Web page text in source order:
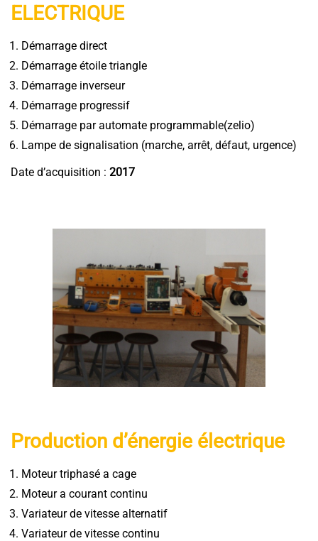
ELECTRIQUE
Démarrage direct
Démarrage étoile triangle
Démarrage inverseur
Démarrage progressif
Démarrage par automate programmable(zelio)
Lampe de signalisation (marche, arrêt, défaut, urgence)
Date d’acquisition : 2017
Production d’énergie électrique
Moteur triphasé a cage
Moteur a courant continu
Variateur de vitesse alternatif
Variateur de vitesse continu